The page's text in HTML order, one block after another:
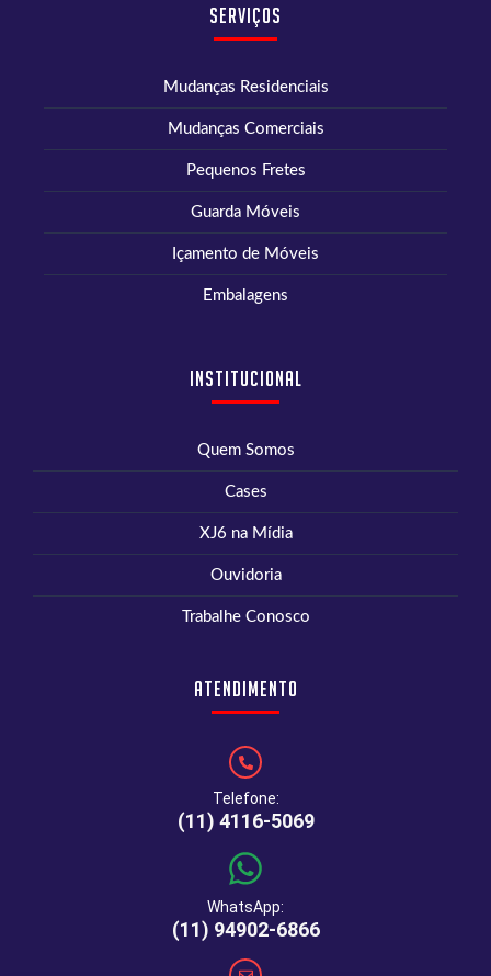
Serviços
Mudanças Residenciais
Mudanças Comerciais
Pequenos Fretes
Guarda Móveis
Içamento de Móveis
Embalagens
Institucional
Quem Somos
Cases
XJ6 na Mídia
Ouvidoria
Trabalhe Conosco
Atendimento
Telefone:
(11) 4116-5069
WhatsApp:
(11) 94902-6866